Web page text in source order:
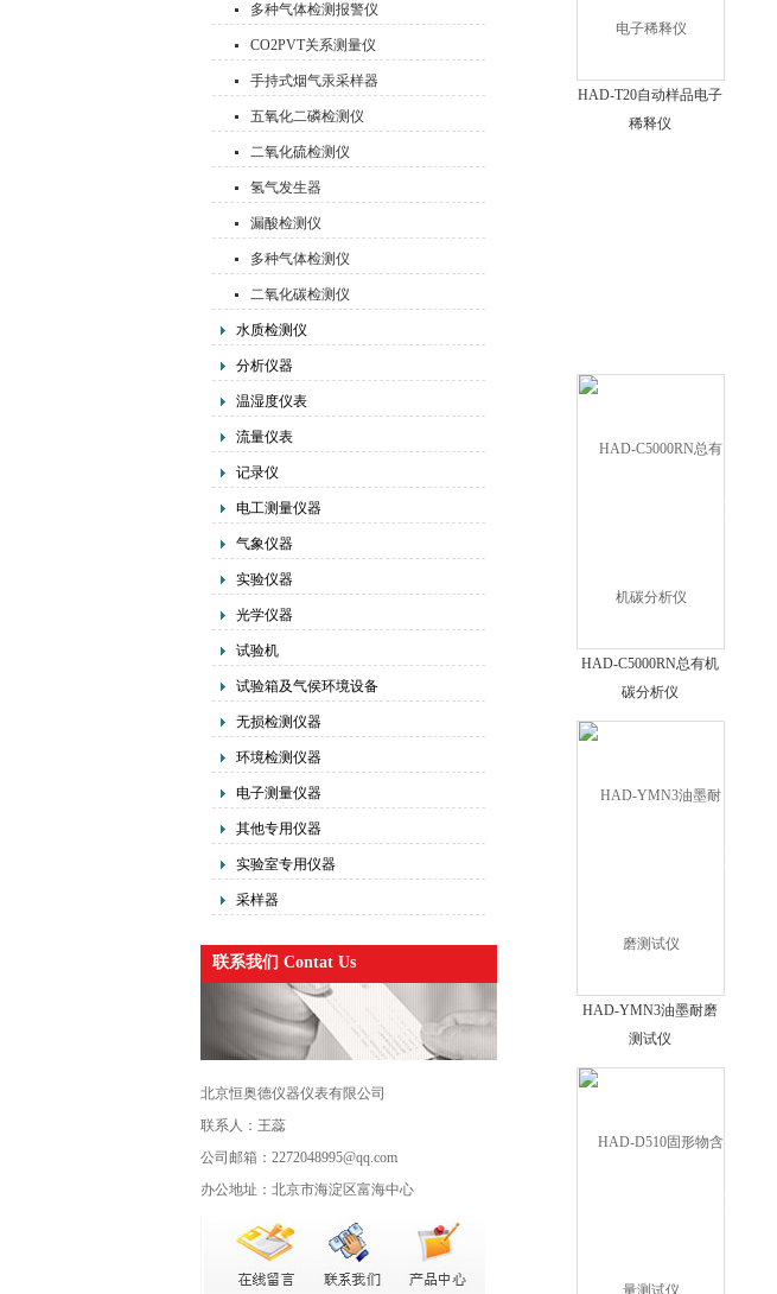
多种气体检测报警仪
CO2PVT关系测量仪
手持式烟气汞采样器
五氧化二磷检测仪
二氧化硫检测仪
氢气发生器
漏酸检测仪
多种气体检测仪
二氧化碳检测仪
水质检测仪
分析仪器
温湿度仪表
流量仪表
记录仪
电工测量仪器
气象仪器
实验仪器
光学仪器
试验机
试验箱及气侯环境设备
无损检测仪器
环境检测仪器
电子测量仪器
其他专用仪器
实验室专用仪器
采样器
联系我们 Contat Us
北京恒奥德仪器仪表有限公司
联系人：王蕊
公司邮箱：2272048995@qq.com
办公地址：北京市海淀区富海中心
HAD-T20自动样品电子
稀释仪
HAD-C5000RN总有机
碳分析仪
HAD-YMN3油墨耐磨
测试仪